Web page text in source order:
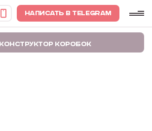
НАПИСАТЬ В TELEGRAM
КОНСТРУКТОР КОРОБОК